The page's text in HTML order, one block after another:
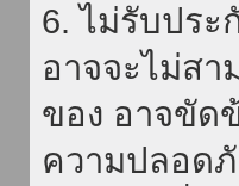
6. ไม่รับประ
อาจจะไม่สา
ของ อาจขัด
ความปลอดภั